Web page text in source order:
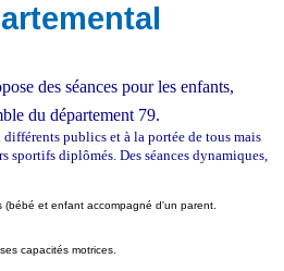
des séances pour les enfants,
du département 79.
différents publics et à la portée de tous mais
sportifs diplômés. Des séances dynamiques,
(bébé et enfant accompagné d'un parent.
capacités motrices.